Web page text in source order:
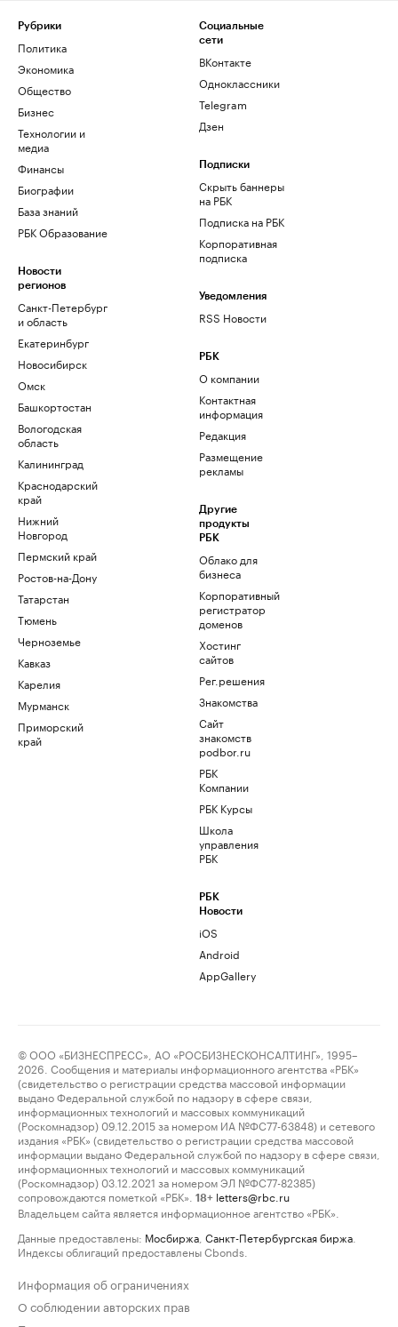
Рубрики
Политика
Экономика
Общество
Бизнес
Технологии и
медиа
Финансы
Биографии
База знаний
РБК Образование
Новости
регионов
Санкт-Петербург
и область
Екатеринбург
Новосибирск
Омск
Башкортостан
Вологодская
область
Калининград
Краснодарский
край
Нижний
Новгород
Пермский край
Ростов-на-Дону
Татарстан
Тюмень
Черноземье
Кавказ
Карелия
Мурманск
Приморский
край
Социальные
сети
ВКонтакте
Одноклассники
Telegram
Дзен
Подписки
Скрыть баннеры
на РБК
Подписка на РБК
Корпоративная
подписка
Уведомления
RSS Новости
РБК
О компании
Контактная
информация
Редакция
Размещение
рекламы
Другие
продукты
РБК
Облако для
бизнеса
Корпоративный
регистратор
доменов
Хостинг
сайтов
Рег.решения
Знакомства
Сайт
знакомств
podbor.ru
РБК
Компании
РБК Курсы
Школа
управления
РБК
РБК
Новости
iOS
Android
AppGallery
© ООО «БИЗНЕСПРЕСС», АО «РОСБИЗНЕСКОНСАЛТИНГ», 1995–
2026. Сообщения и материалы информационного агентства «РБК»
(свидетельство о регистрации средства массовой информации
выдано Федеральной службой по надзору в сфере связи,
информационных технологий и массовых коммуникаций
(Роскомнадзор) 09.12.2015 за номером ИА №ФС77-63848) и сетевого
издания «РБК» (свидетельство о регистрации средства массовой
информации выдано Федеральной службой по надзору в сфере связи,
информационных технологий и массовых коммуникаций
(Роскомнадзор) 03.12.2021 за номером ЭЛ №ФС77-82385)
сопровождаются пометкой «РБК».
18+ letters@rbc.ru
Владельцем сайта является информационное агентство «РБК».
Данные предоставлены: Мосбиржа Санкт-Петербургская биржа
Индексы облигаций предоставлены Cbonds.
Информация об ограничениях
О соблюдении авторских прав